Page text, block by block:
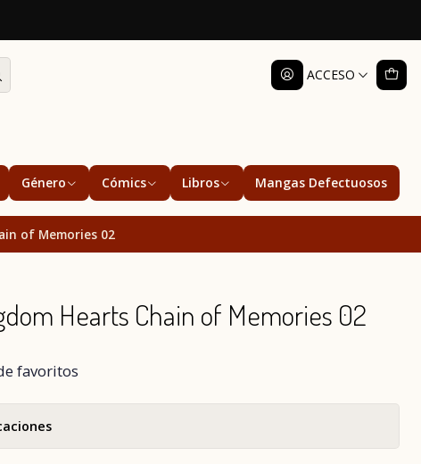
ACCESO
Género Cómics Libros Mangas Defectuosos
of Memories 02
Hearts Chain of Memories 02
favoritos